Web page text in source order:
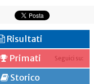
Seguici su:
Risultati
Primati
Storico